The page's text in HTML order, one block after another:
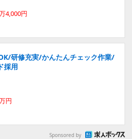
4,000円
研修充実/かんたんチェック作業/
採用
円
Sponsored by